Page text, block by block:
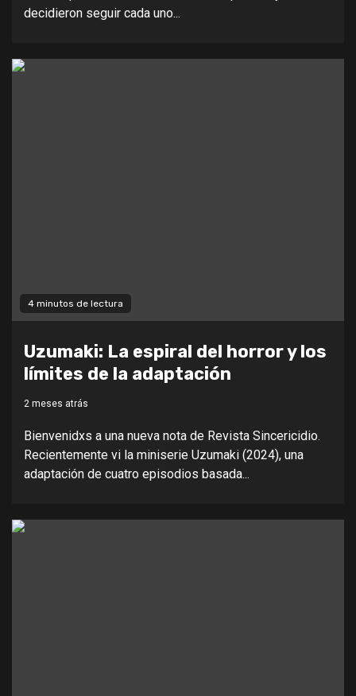
decidieron seguir cada uno...
4 minutos de lectura
Uzumaki: La espiral del horror y los
límites de la adaptación
2 meses atrás
Bienvenidxs a una nueva nota de Revista Sincericidio.
Recientemente vi la miniserie Uzumaki (2024), una
adaptación de cuatro episodios basada...